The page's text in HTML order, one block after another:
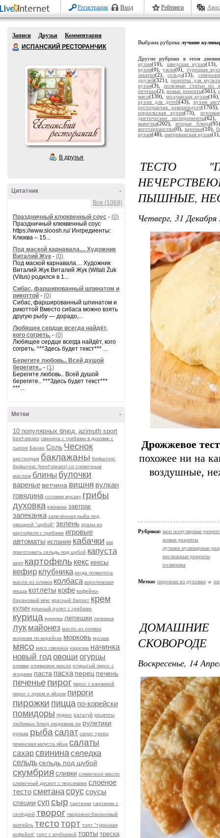
Регистрация Вход Рейтинги
Записи Друзья
Комментарии
ИСПАНСКИЙ РЕСТОРАНЧИК
В друзья
-
Цитатник
Все (1069)
Праздничный клюквенный соус - (0)
Праздничный клюквенный соус
https://www.sloosh.ru/ Ингредиенты:
Клюква – 15...
Под маской карнавала.... Художник
Виталий Жук - (0)
Под маской карнавала.... Художник
Виталий Жук Виталий Жук (Witali Żuk
(Vitus) родился в 1...
Сибас, фаршированный шпинатом и
рикоттой - (0)
Сибас, фаршированный шпинатом и
рикоттой Вместо сибаса можно взять
другую рыбу — дорадо,...
Любящее сердце всегда найдёт,
кого согреть. - (0)
Любящее сердце всегда найдёт, кого
согреть. ***Здесь будет текст*** ...
Берегите любовь.. Всей душой
берегите.. - (1)
Берегите любовь.. Всей душой
берегите.. ***Здесь будет текст***
***...
-
Метки
10 популярных блюд. azimuth sport
beef-stеаks cвинина с грибами в духовке с
сыром Банан Соль Чеснок
амстердам баклажаны бифштекс
бифштекс (beef-stеаks) со сливочным
маслом блины булочки
варенье ветчина вишня вулкан
говядина готовим мусаку грибы
духовка ежевика завтрак
запеканка запечённая рыба под
овощной "шубой" зелень зразы из
картофеля с грибами игровые
автоматы испания кабачки как
приготовить сельдь под шубой капуста
карп картофель кекс кексы
кефир клубника когда появилось
масло из оливок колбаса королевская
пицца котлеты кофе кофейно-
банановый кекс красный бархат крем
кулич куриный рулет с грибами
курица куркума лепешки лепнина
лук майонез масло из оливок
моркови по-корейски морковь мусака
мясо мясо свинина нарезка начинка
новый годовощи огурцы
оливки оливковое масло открытый пирог с
ягодами паста пасха перец печень
печенье пирог пирог с ежевикой
пирог с луком и яйцом пироги
пирожки пицца по-корейски
помидоры пудинг рататуй рецепты
любимых блюд людовика xiv рулетики
рулька рыба салат салат тунец
пекинская капуста яйца салаты
сахарсвининаселедка
сельдьсельдь под шубой
скумбрия сливки сливочное масло
сливочный десерт с персиками слоеное
тестосметанасоуссоусы
специи суп сыр тартинки тартинки с
селёдкой творог творожно-банановый
коктейль тестоторт торт "турецкая
кофейня" торт с клубникой торты треска
Выбрана рубрика лучшие
Другие рубрики в этом
кухня(10), шведская кухня
кухня(0),ужин(0), турецкая
закатки(2),сельдь(13),
друзей(321),рецепты для
кухня(3), полезные статьи по
печенье(2),новые рецепты(561),
мясо(139), молдавская кухня
кухня для детей(43), кухня
ресторанчик рекомендует
израильская кухня(73),
диетические эксперименты(62),
выпечка(202),вторые блюда
вегетарианство(0), варенье(10),
кухня(48), американская кухня
ТЕСТО
ПЫШНЫЕ,
Четверг, 31
Дрожжевое
похожее ни на
воздушные,
Рубрики: мои популярные
новые рецепты
лучшие кулинарные
несложные рецепты
хозяюшка
Метки: пирожки из духовки
СКОВОРОДЕ
Воскресенье, 14